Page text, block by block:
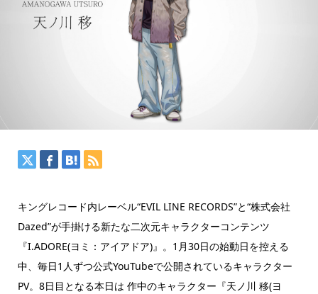
キングレコード内レーベル“EVIL LINE RECORDS”と“株式会社
Dazed”が手掛ける新たな二次元キャラクターコンテンツ
『I.ADORE(ヨミ：アイアドア)』。1月30日の始動日を控える
中、毎日1人ずつ公式YouTubeで公開されているキャラクター
PV。8日目となる本日は 作中のキャラクター『天ノ川 移(ヨ